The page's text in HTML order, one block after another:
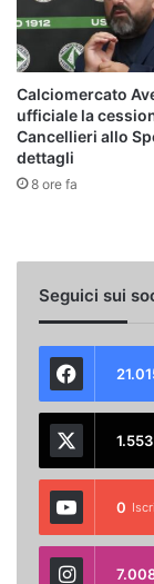
Calciomercato
ufficiale la
Cancellieri allo
dettagli
8 ore fa
Seguici sui
1.553
0